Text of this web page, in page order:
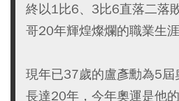
終以1比6、3比6直落二落
哥20年輝煌燦爛的職業生涯
現年已37歲的盧彥勳為5
長達20年，今年奧運是他